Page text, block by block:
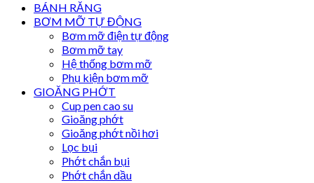
BÁNH RĂNG
BƠM MỠ TỰ ĐỘNG
Bơm mỡ điện tự động
Bơm mỡ tay
Hệ thống bơm mỡ
Phụ kiện bơm mỡ
GIOĂNG PHỚT
Cup pen cao su
Gioăng phớt
Gioăng phớt nồi hơi
Lọc bụi
Phớt chắn bụi
Phớt chắn dầu